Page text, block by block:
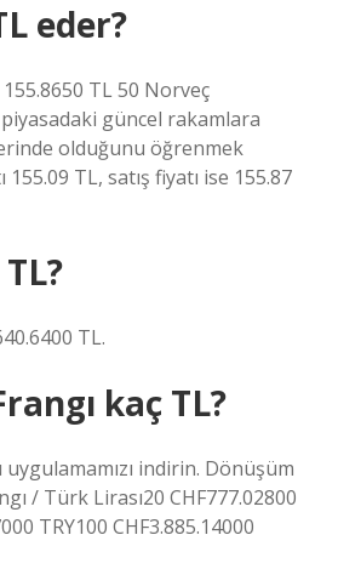
eder?
TL 50 Norveç
güncel rakamlara
olduğunu öğrenmek
155.09 TL, satış fiyatı ise 155.87
TL.
kaç TL?
indirin. Dönüşüm
/ Türk Lirası20 CHF777.02800
TRY100 CHF3.885.14000